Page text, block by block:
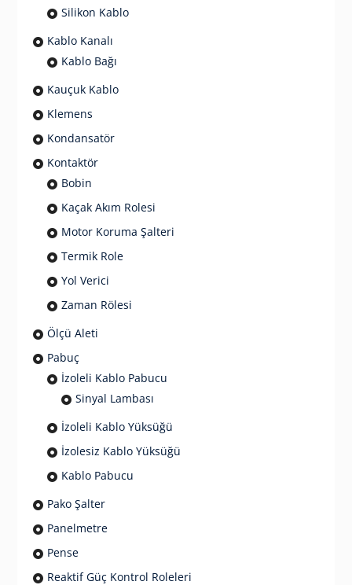
Silikon Kablo
Kablo Kanalı
Kablo Bağı
Kauçuk Kablo
Klemens
Kondansatör
Kontaktör
Bobin
Kaçak Akım Rolesi
Motor Koruma Şalteri
Termik Role
Yol Verici
Zaman Rölesi
Ölçü Aleti
Pabuç
İzoleli Kablo Pabucu
Sinyal Lambası
İzoleli Kablo Yüksüğü
İzolesiz Kablo Yüksüğü
Kablo Pabucu
Pako Şalter
Panelmetre
Pense
Reaktif Güç Kontrol Roleleri